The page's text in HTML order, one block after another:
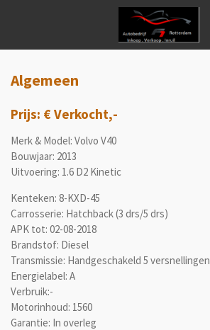
hoofdinhoud
Algemeen
Prijs: € Verkocht,-
Merk & Model: Volvo V40
Bouwjaar: 2013
Uitvoering: 1.6 D2 Kinetic
Kenteken: 8-KXD-45
Carrosserie: Hatchback (3 drs/5 drs)
APK tot: 02-08-2018
Brandstof: Diesel
Transmissie: Handgeschakeld 5 versnellingen
Energielabel: A
Verbruik:-
Motorinhoud: 1560
Garantie: In overleg